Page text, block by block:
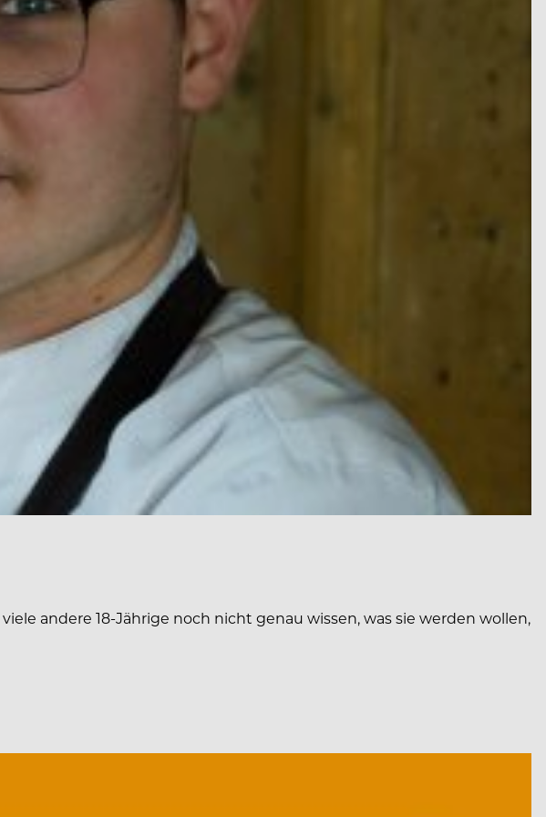
andere 18-Jährige noch nicht genau wissen, was sie werden wollen,